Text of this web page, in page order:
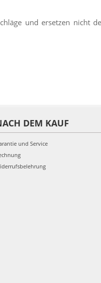
und ersetzen nicht
DEM KAUF
und Service